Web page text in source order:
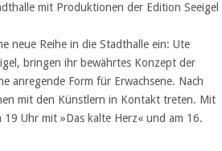
mit Produktionen der Edition Seeigel
neue Reihe in die Stadthalle ein: Ute
bringen ihr bewährtes Konzept der
anregende Form für Erwachsene. Nach
mit den Künstlern in Kontakt treten. Mit
Uhr mit »Das kalte Herz« und am 16.